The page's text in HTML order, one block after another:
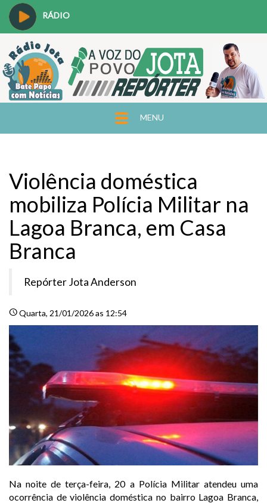
RÁDIO
MENU
Violência doméstica
mobiliza Polícia Militar na
Lagoa Branca, em Casa
Branca
Repórter Jota Anderson
scheduleQuarta, 21/01/2026 as 12:54
Na noite de terça-feira, 20 a Polícia Militar atendeu uma
ocorrência de violência doméstica no bairro Lagoa Branca,